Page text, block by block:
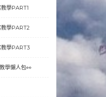
學PART1
學PART2
教學PART3
學懶人包👀